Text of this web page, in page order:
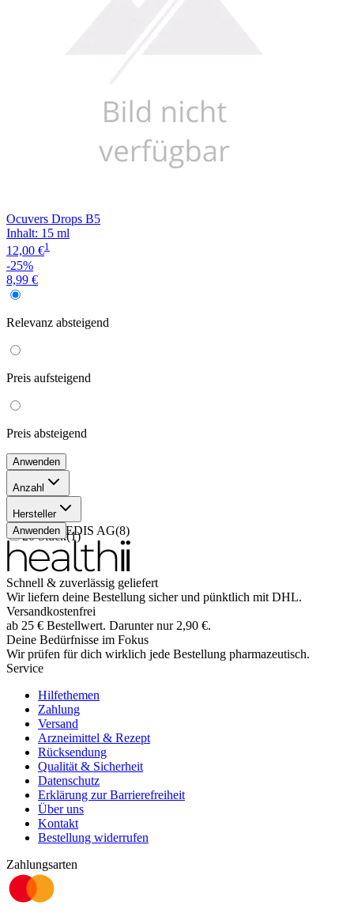
Ocuvers Drops B5
Inhalt: 15 ml
12,00 €1
-25%
8,99 €
Relevanz absteigend
Preis aufsteigend
Preis absteigend
Anwenden
Anzahl
3)
10 ml(4)
20 Stück(1)
Hersteller
INNOMEDIS AG(8)
Anwenden
Schnell & zuverlässig geliefert
Wir liefern deine Bestellung sicher und pünktlich mit DHL.
Versandkostenfrei
ab 25 € Bestellwert. Darunter nur 2,90 €.
Deine Bedürfnisse im Fokus
Wir prüfen für dich wirklich jede Bestellung pharmazeutisch.
Service
Hilfethemen
Zahlung
Versand
Arzneimittel & Rezept
Rücksendung
Qualität & Sicherheit
Datenschutz
Erklärung zur Barrierefreiheit
Über uns
Kontakt
Bestellung widerrufen
Zahlungsarten